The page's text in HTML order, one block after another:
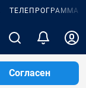
ТЕЛЕПРОГРАММА
Согласен